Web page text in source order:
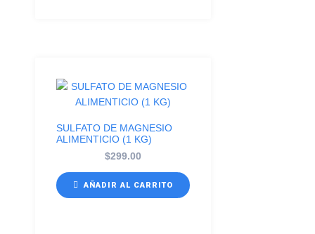
SULFATO DE MAGNESIO
ALIMENTICIO (1 KG)
$299.00
AÑADIR AL CARRITO